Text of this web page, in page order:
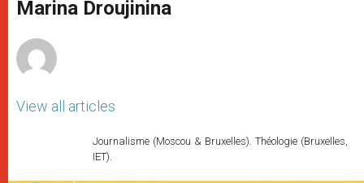
p e k
Marina Droujinina
View all articles
Journalisme (Moscou & Bruxelles). Théologie (Bruxelles,
IET).